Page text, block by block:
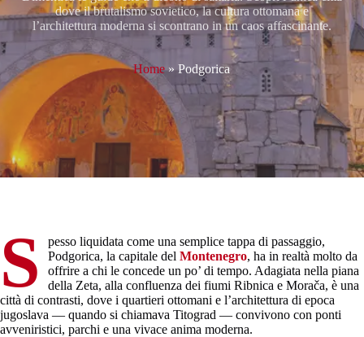
dove il brutalismo sovietico, la cultura ottomana e
l’architettura moderna si scontrano in un caos affascinante.
Home»Podgorica
S
pesso liquidata come una semplice tappa di passaggio,
Podgorica, la capitale del Montenegro, ha in realtà molto da
offrire a chi le concede un po’ di tempo. Adagiata nella piana
della Zeta, alla confluenza dei fiumi Ribnica e Morača, è una
città di contrasti, dove i quartieri ottomani e l’architettura di epoca
jugoslava — quando si chiamava Titograd — convivono con ponti
avveniristici, parchi e una vivace anima moderna.